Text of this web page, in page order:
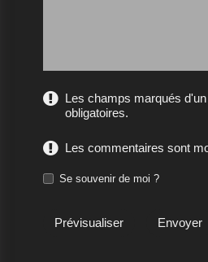
Les champs marqués
obligatoires.
Les commentaires sont
Se souvenir de moi ?